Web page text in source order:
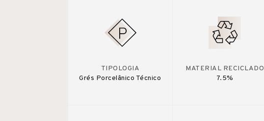
TIPOLOGIA
Grés Porcelânico Técnico
MATERIAL RECICLADO
7.5%